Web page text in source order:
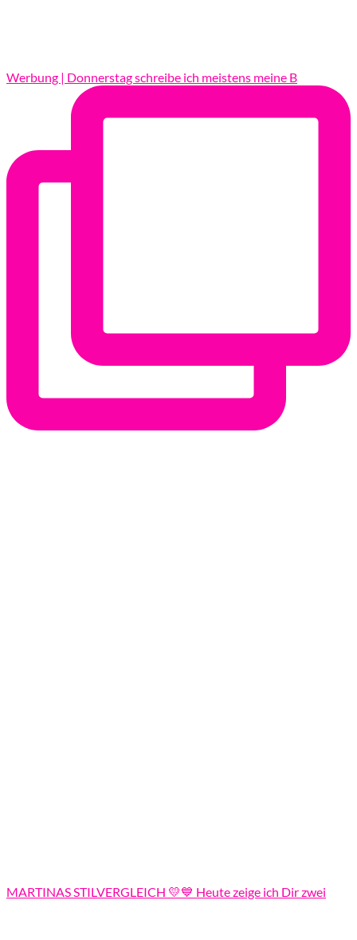
Werbung | Donnerstag schreibe ich meistens meine B
MARTINAS STILVERGLEICH 💛💙 Heute zeige ich Dir zwei